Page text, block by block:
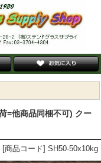
=他商品同梱不可) クー
[商品コード] SH50-50x10kg